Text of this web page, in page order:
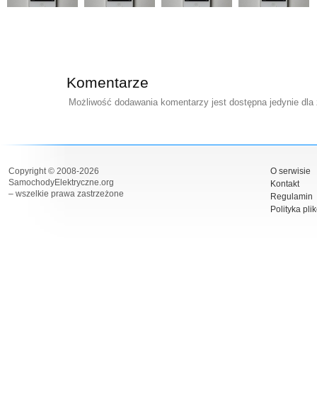
Komentarze
Możliwość dodawania komentarzy jest dostępna jedynie
Copyright © 2008-2026
SamochodyElektryczne.org
– wszelkie prawa zastrzeżone
O serwisie
Kontakt
Regulamin
Polityka